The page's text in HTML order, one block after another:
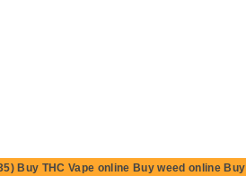
Buy THC Vape online Buy weed online Buy